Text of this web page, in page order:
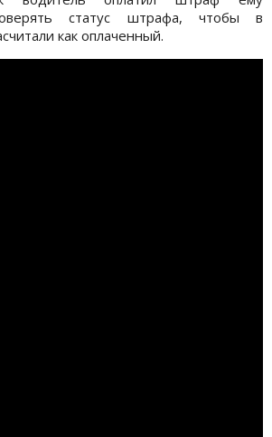
статус штрафа, чтобы в
как оплаченный.